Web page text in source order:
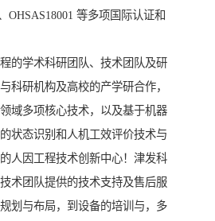
OHSAS18001 等多项国际认证和
的学术科研团队、技术团队及研
科研机构及高校的产学研合作，
域多项核心技术，以及基于机器
状态识别和人机工效评价技术与
人因工程技术创新中心！津发科
术团队提供的技术支持及售后服
划与布局，到设备的培训与，多